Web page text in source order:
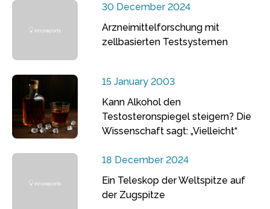
30 December 2024
Arzneimittelforschung mit
zellbasierten Testsystemen
15 January 2003
Kann Alkohol den
Testosteronspiegel steigern? Die
Wissenschaft sagt: „Vielleicht“
18 December 2024
Ein Teleskop der Weltspitze auf
der Zugspitze